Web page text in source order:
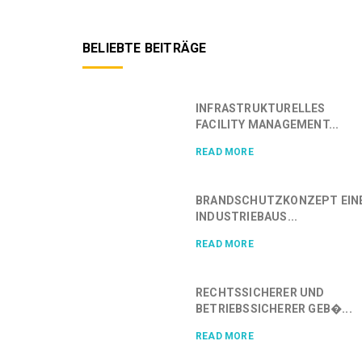
BELIEBTE BEITRÄGE
INFRASTRUKTURELLES
FACILITY MANAGEMENT...
READ MORE
BRANDSCHUTZKONZEPT
INDUSTRIEBAUS...
READ MORE
RECHTSSICHERER UND
BETRIEBSSICHERER GEB�...
READ MORE